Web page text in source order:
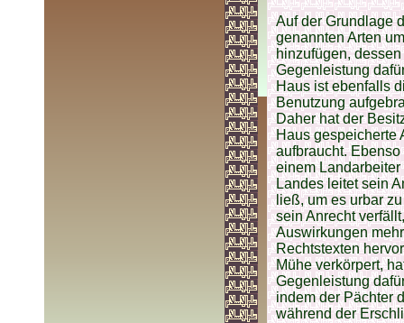
Auf der Grundlage
genannten Arten
hinzufügen,
Gegenleistung
Haus ist ebenfalls
Benutzung
Daher hat der
Haus gespeicherte
aufbraucht.
einem
Landes leitet sein
ließ, um es urbar
sein Anrecht
Auswirkungen
Rechtstexten
Mühe verkörpert,
Gegenleistung
indem der Pächter
während der